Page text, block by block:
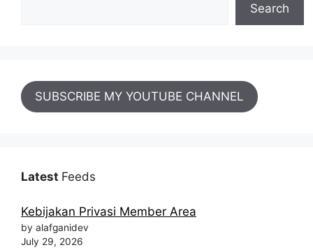
Search
SUBSCRIBE MY YOUTUBE CHANNEL
Latest Feeds
Kebijakan Privasi Member Area
by alafganidev
July 29, 2026